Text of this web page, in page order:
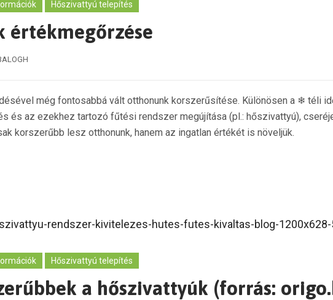
Hőszivattyú telepítés
értékmegőrzése
még fontosabbá vált otthonunk korszerűsítése. Különösen a ❄ téli
és az ezekhez tartozó fűtési rendszer megújítása (pl.: hőszivattyú),
korszerűbb lesz otthonunk, hanem az ingatlan értékét is növeljük.
Hőszivattyú telepítés
a hőszivattyúk (forrás: